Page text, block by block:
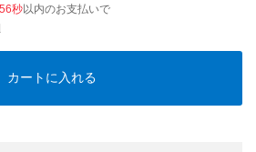
秒以内のお支払いで
カートに入れる